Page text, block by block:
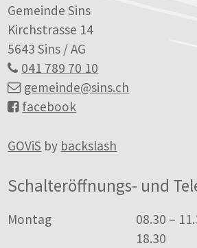
Gemeinde Sins
Kirchstrasse 14
5643 Sins / AG
041 789 70 10
gemeinde@sins.ch
facebook
GOViS by backslash
Schalteröffnungs- und
TagÖffnungszeiten
Montag
08.30 –
18.30